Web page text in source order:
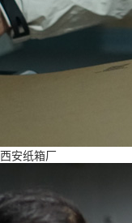
西安纸箱厂